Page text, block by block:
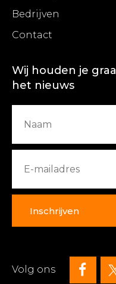
Bedrijven
Contact
Wij houden je
het nieuws
Inschrijven
Volg ons